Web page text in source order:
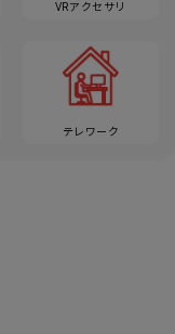
VRアクセサリ
テレワーク